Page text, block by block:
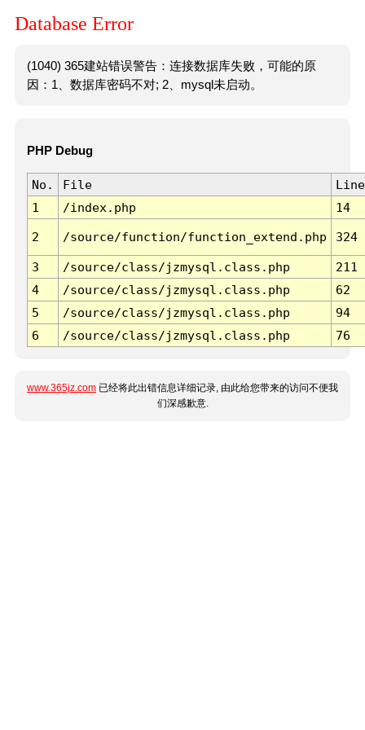
Database Error
(1040) 365建站错误警告：连接数据库失败，可能的原
因：1、数据库密码不对; 2、mysql未启动。
PHP Debug
No. File
Line
1
/index.php 14
2 /source/function/function_extend.php 324
3 /source/class/jzmysql.class.php
211
4
/source/class/jzmysql.class.php
62
5
/source/class/jzmysql.class.php
94
6
/source/class/jzmysql.class.php 76
www.365jz.com 已经将此出错信息详细记录, 由此给您带来的访问不便我
们深感歉意.